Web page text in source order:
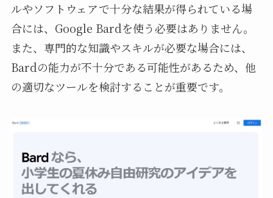
ルやソフトウェアで十分な結果が得られている場
合には、Google Bardを使う必要はありません。
また、専門的な知識やスキルが必要な場合には、
Bardの能力が不十分である可能性があるため、他
の適切なツールを検討することが重要です。